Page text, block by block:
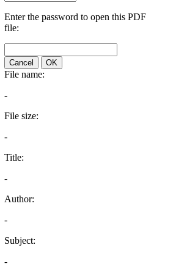
Enter the password to open this PDF
file:
Cancel OK
File name:
-
File size:
-
Title:
-
Author:
-
Subject:
-